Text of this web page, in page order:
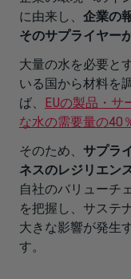
に由来し、 企業の
そのサプライヤー
大量の水を必要と
いる国から材料を
ば、 EUの製品・サ
な水の需要量の40
そのため、 サプラ
ネスのレジリエン
自社のバリューチ
を把握し、サステ
大きな影響が発生
す。